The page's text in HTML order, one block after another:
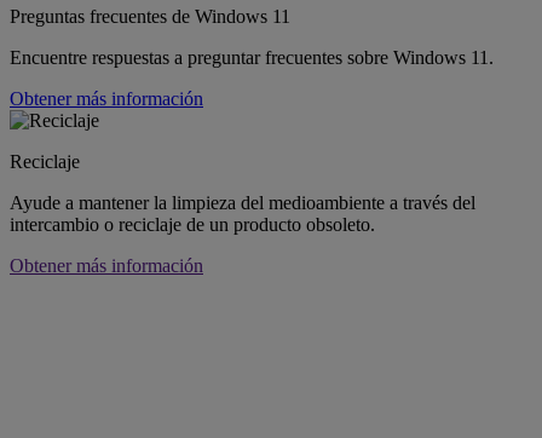
Preguntas frecuentes de Windows 11
Encuentre respuestas a preguntar frecuentes sobre Windows 11.
Obtener más información
Reciclaje
Ayude a mantener la limpieza del medioambiente a través del
intercambio o reciclaje de un producto obsoleto.
Obtener más información